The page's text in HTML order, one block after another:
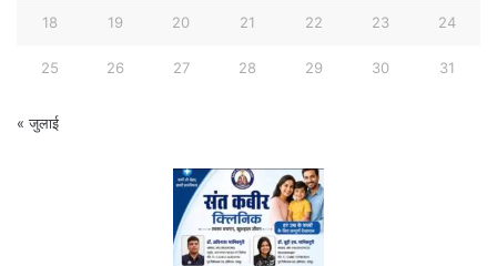
18 19 20 21 22 23 24
25 26 27 28 29 30 31
« जुलाई